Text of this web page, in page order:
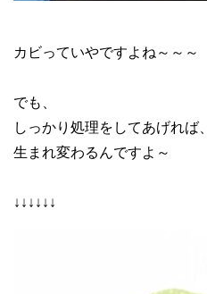
カビっていやですよね～～～
でも、
しっかり処理をしてあげれば、
生まれ変わるんですよ～
↓↓↓↓↓↓